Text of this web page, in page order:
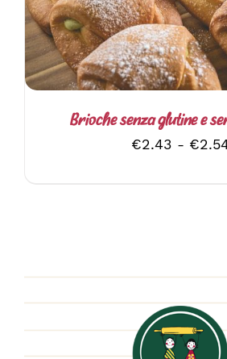
PIÙ
LE
OPZIONI
POSSONO
SCELTE
NELLA
PAGINA
Brioche senza glutine e
€2.43 - €